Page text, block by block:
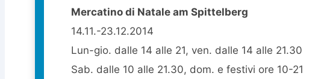
Mercatino di Natale am Spittelberg
14.11.-23.12.2014
Lun-gio. dalle 14 alle 21, ven. dalle 14 alle 21.30
Sab. dalle 10 alle 21.30, dom. e festivi ore 10-21